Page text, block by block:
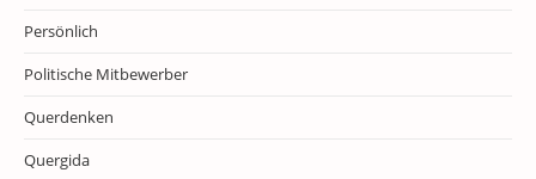
Persönlich
Politische Mitbewerber
Querdenken
Quergida